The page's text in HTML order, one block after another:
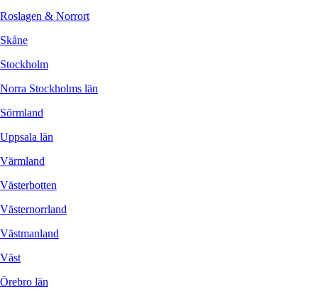
Roslagen & Norrort
Skåne
Stockholm
Norra Stockholms län
Sörmland
Uppsala län
Värmland
Västerbotten
Västernorrland
Västmanland
Väst
Örebro län